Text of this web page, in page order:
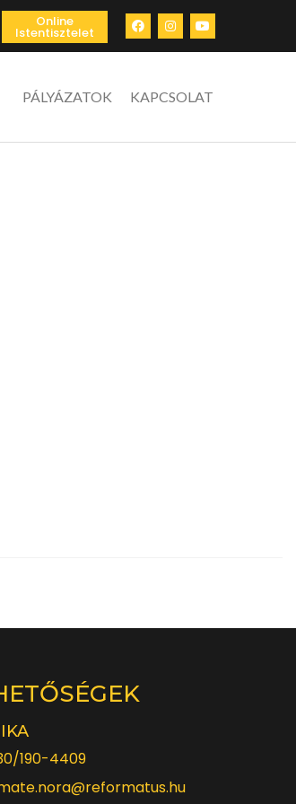
Online
Istentisztelet
PÁLYÁZATOK KAPCSOLAT
190-4409